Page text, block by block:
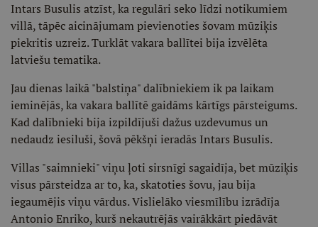
Intars Busulis atzīst, ka regulāri seko līdzi notikumiem
villā, tāpēc aicinājumam pievienoties šovam mūziķis
piekritis uzreiz. Turklāt vakara ballītei bija izvēlēta
latviešu tematika.
Jau dienas laikā "balstiņa" dalībniekiem ik pa laikam
ieminējās, ka vakara ballītē gaidāms kārtīgs pārsteigums.
Kad dalībnieki bija izpildījuši dažus uzdevumus un
nedaudz iesiluši, šovā pēkšņi ieradās Intars Busulis.
Villas "saimnieki" viņu ļoti sirsnīgi sagaidīja, bet mūziķis
visus pārsteidza ar to, ka, skatoties šovu, jau bija
iegaumējis viņu vārdus. Vislielāko viesmīlību izrādīja
Antonio Enriko, kurš nekautrējās vairākkārt piedāvāt